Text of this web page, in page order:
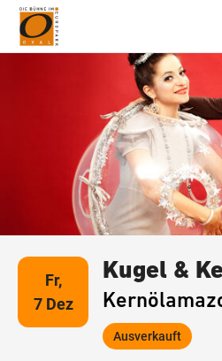
Fr,
7 Dez
Kugel &
Ausverkauft